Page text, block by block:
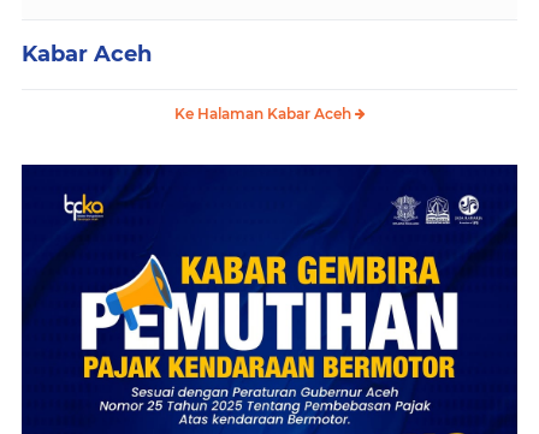
Kabar Aceh
Ke Halaman Kabar Aceh